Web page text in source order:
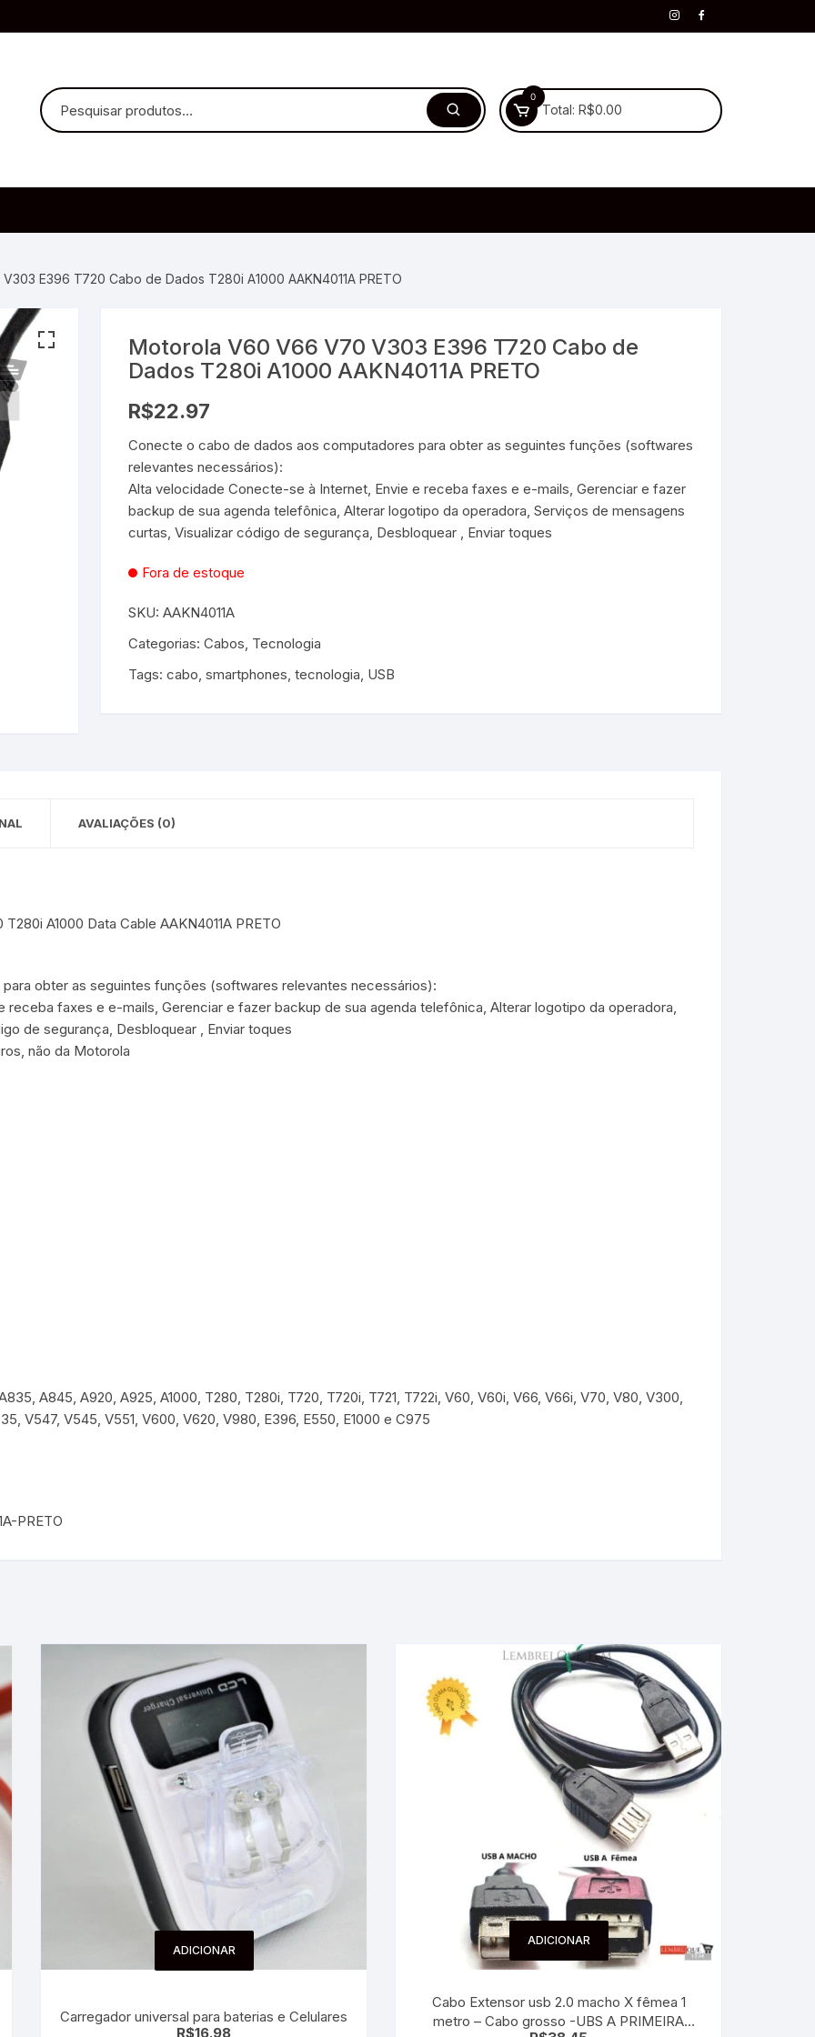
0
Total: R$0.00
Microfone
e Fontes
e
– Boneca etc
ao Ar Livre
Molduras para Fotos e
Decoração de Parede
Adesivos
E396 T720 Cabo de Dados T280i A1000 AAKN4011A PRETO
Motorola V60 V66 V70 V303 E396 T720 Cabo de
Dados T280i A1000 AAKN4011A PRETO
R$22.97
Conecte o cabo de dados aos computadores para obter as seguintes funções (softwares
relevantes necessários):
Alta velocidade Conecte-se à Internet, Envie e receba faxes e e-mails, Gerenciar e fazer
backup de sua agenda telefônica, Alterar logotipo da operadora, Serviços de mensagens
curtas, Visualizar código de segurança, Desbloquear , Enviar toques
Fora de estoque
SKU: AAKN4011A
Categorias: Cabos, Tecnologia
Tags: cabo, smartphones, tecnologia, USB
AVALIAÇÕES (0)
A1000 Data Cable AAKN4011A PRETO
obter as seguintes funções (softwares relevantes necessários):
faxes e e-mails, Gerenciar e fazer backup de sua agenda telefônica, Alterar logotipo da operadora,
de segurança, Desbloquear , Enviar toques
não da Motorola
A845, A920, A925, A1000, T280, T280i, T720, T720i, T721, T722i, V60, V60i, V66, V66i, V70, V80, V300,
V547, V545, V551, V600, V620, V980, E396, E550, E1000 e C975
PRETO
ADICIONAR
Carregador universal para baterias e Celulares
R$16.98
ADICIONAR
Cabo Extensor usb 2.0 macho X fêmea 1
metro – Cabo grosso -UBS A PRIMEIRA